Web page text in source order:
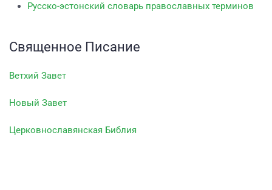
Русско-эстонский словарь православных терминов
Священное Писание
Ветхий Завет
Новый Завет
Церковнославянская Библия